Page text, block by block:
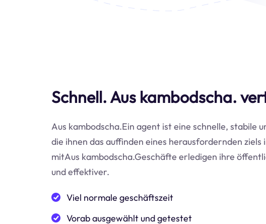
Schnell. Aus kambodscha.
Aus kambodscha.Ein agent ist eine schnelle, stabile
die ihnen das auffinden eines herausfordernden
mitAus kambodscha.Geschäfte erledigen ihre
und effektiver.
Viel normale geschäftszeit
Vorab ausgewählt und getestet